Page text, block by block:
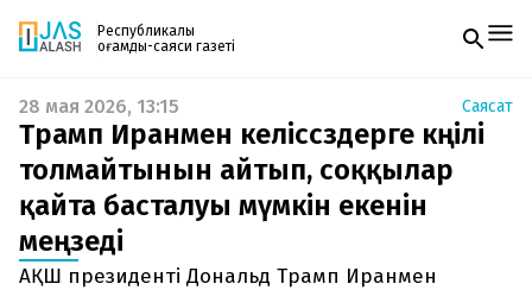
Республикалық
қоғамдық-саяси газеті
Жаңалықтар
Спорт
Live
Руханият
Аймақ
Архив
Заң және тәртіп
Газетке жазылу
PDF форматтағы газетті ай сайын электронды
поштаңызға алып отырыңыз. Жаңа нөмір
шыққан сәтте сізге бірден жіберіледі. Тек email
енгізіңіз, біз қалғанын өзіміз жібереміз.
28 мая 2026, 13:15 Саясат
Трамп Иранмен келіссөздерге көңілі
толмайтынын айтып, соққылар
қайта басталуы мүмкін екенін
меңзеді
АҚШ президенті Дональд Трамп Иранмен